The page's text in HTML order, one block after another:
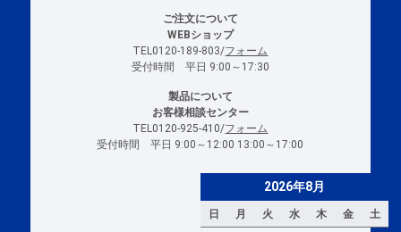
ご注文について
WEBショップ
TEL0120-189-803/フォーム
受付時間 平日 9:00～17:30
製品について
お客様相談センター
TEL0120-925-410/フォーム
受付時間 平日 9:00～12:00 13:00～17:00
2026年8月
日 月 火 水 木 金 土